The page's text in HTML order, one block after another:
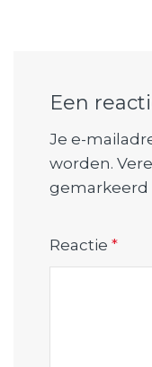
Een
Je e-
worden.
gemarkeerd
Reactie *